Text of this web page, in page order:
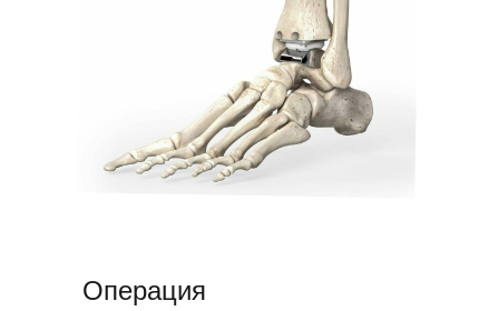
тяжелых посттравматических
инфекционных поражениях сустава;
неврологических патологиях с
выраженной нестабильностью;
неудачных предыдущих
эндопротезированиях.
Современные модификации операции
сокращают сроки реабилитации до 3-4
Операция